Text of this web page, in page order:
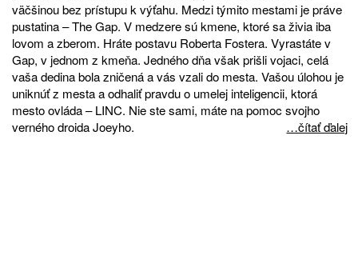
väčšinou bez prístupu k výťahu. Medzi týmito mestami je práve
pustatina – The Gap. V medzere sú kmene, ktoré sa živia iba
lovom a zberom. Hráte postavu Roberta Fostera. Vyrastáte v
Gap, v jednom z kmeňa. Jedného dňa však prišli vojaci, celá
vaša dedina bola zničená a vás vzali do mesta. Vašou úlohou je
uniknúť z mesta a odhaliť pravdu o umelej inteligencii, ktorá
mesto ovláda – LINC. Nie ste sami, máte na pomoc svojho
verného droida Joeyho.
…čítať ďalej